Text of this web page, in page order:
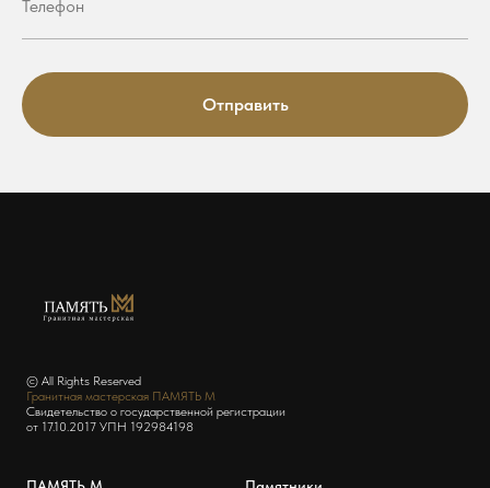
Отправить
© All Rights Reserved
Гранитная мастерская ПАМЯТЬ М
Свидетельство о государственной регистрации
от 17.10.2017 УПН 192984198